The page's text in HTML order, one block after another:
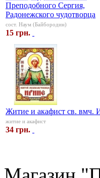
Преподобного Сергия,
Радонежского чудотворца
сост. Наум (Байбородин)
15 грн.
Житие и акафист св. вмч.
житие и акафист
34 грн.